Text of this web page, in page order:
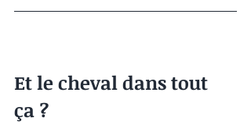
Et le cheval dans tout
ça ?